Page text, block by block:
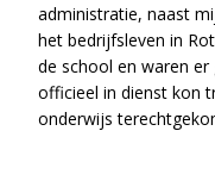
administratie, naast
het bedrijfsleven in
de school en waren
officieel in dienst kon
onderwijs